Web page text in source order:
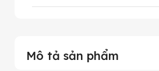
Mô tả sản phẩm